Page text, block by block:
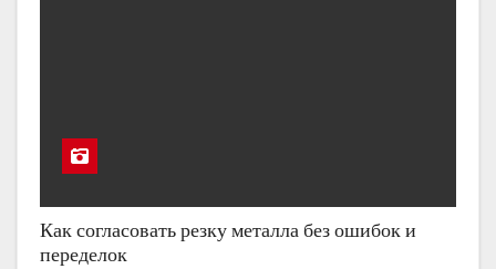
Как согласовать резку металла без ошибок и
переделок